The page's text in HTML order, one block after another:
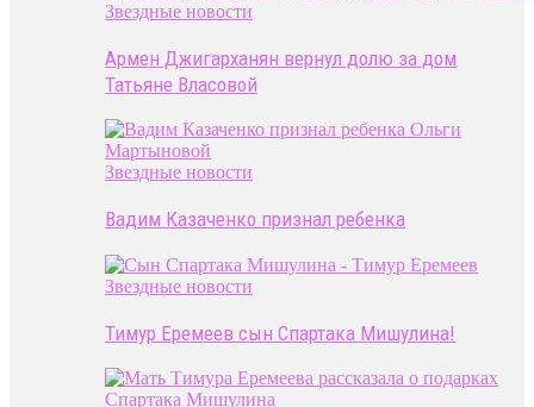
Звездные новости
Армен Джигарханян вернул долю за дом
Татьяне Власовой
Звездные новости
Вадим Казаченко признал ребенка
Звездные новости
Тимур Еремеев сын Спартака Мишулина!